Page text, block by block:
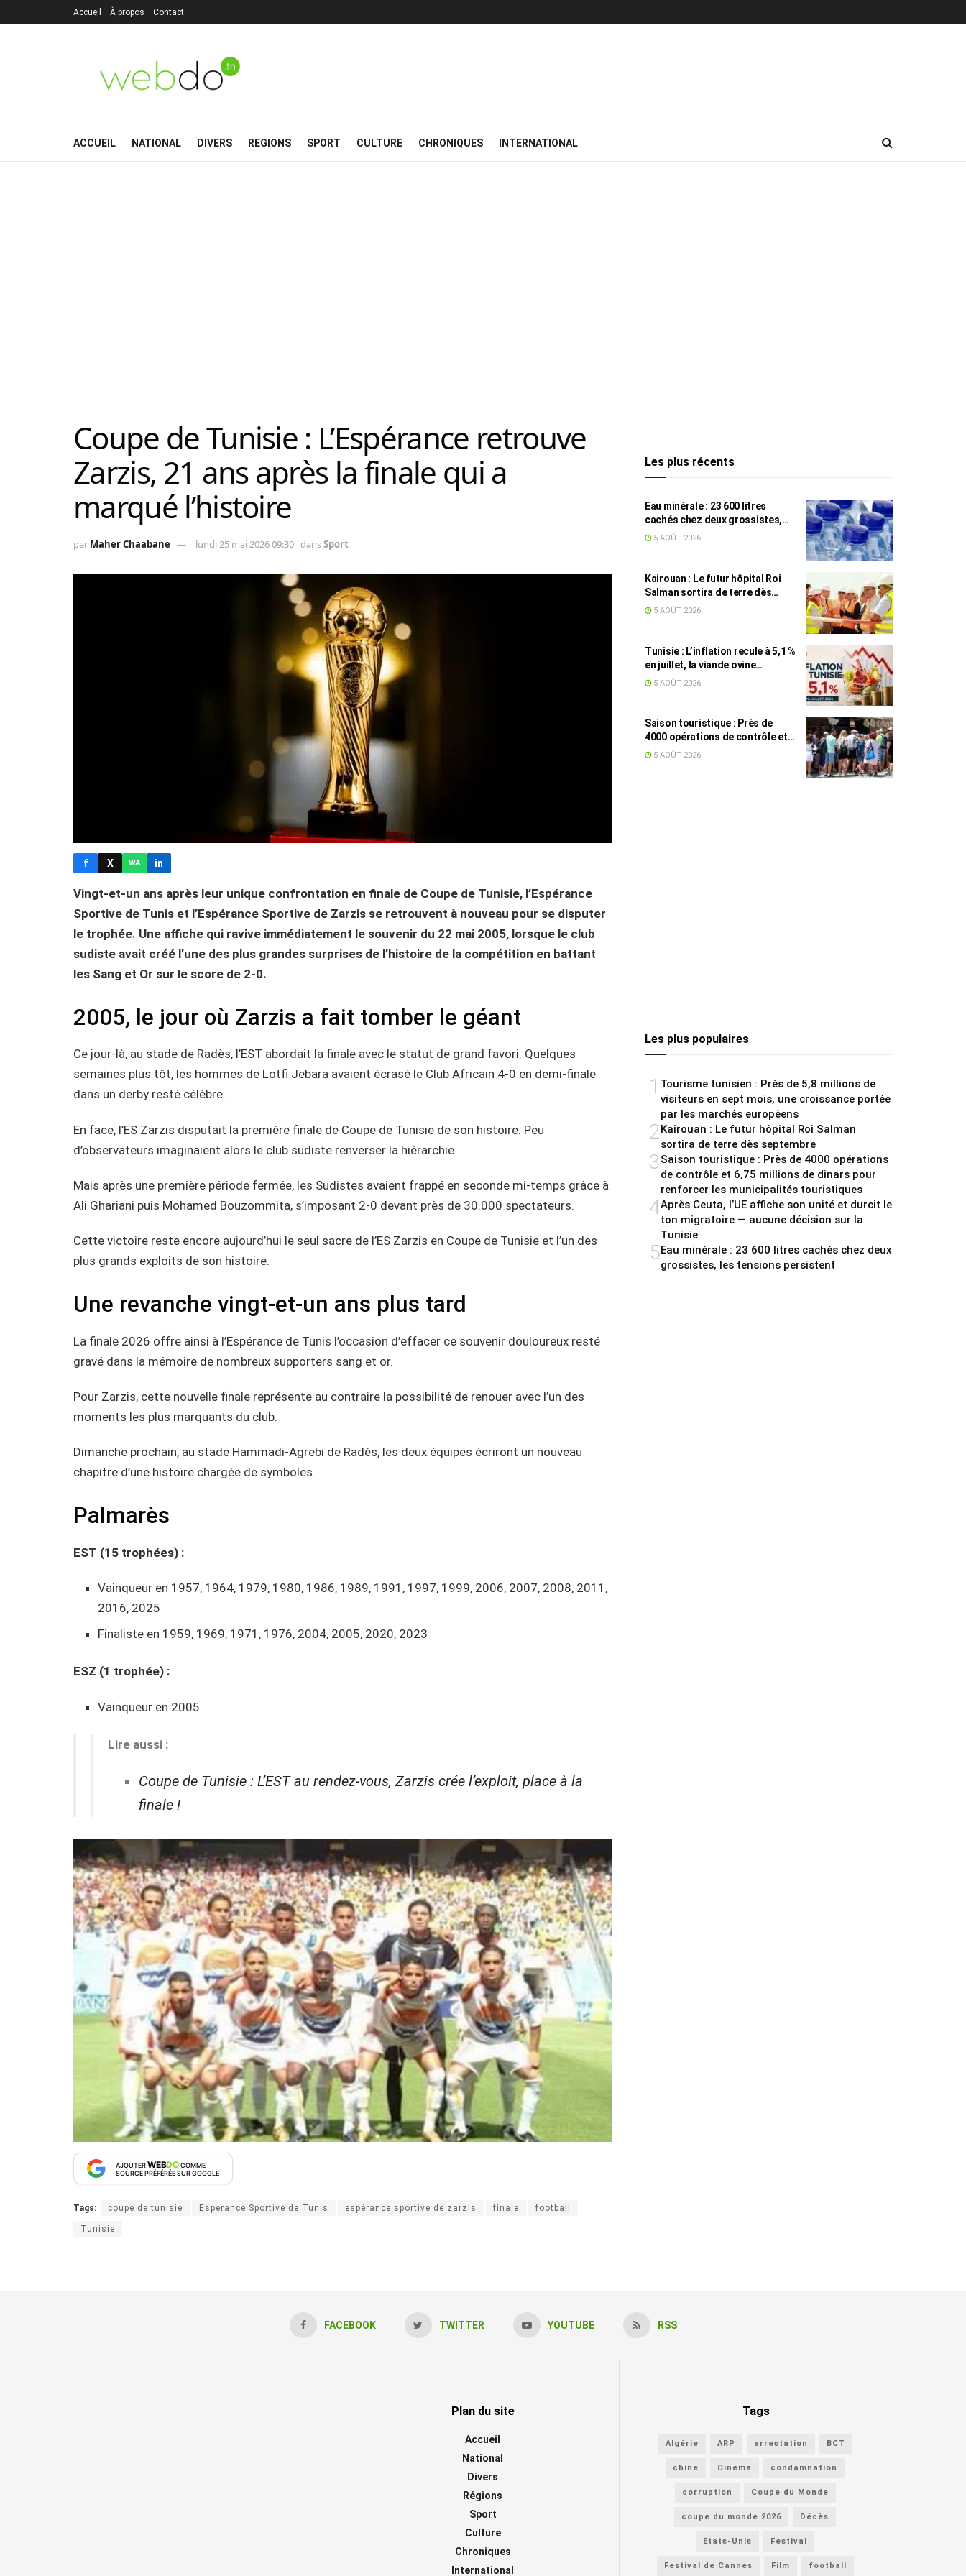
Accueil À propos Contact
ACCUEIL NATIONAL DIVERS REGIONS SPORT CULTURE CHRONIQUES INTERNATIONAL
Coupe de Tunisie : L’Espérance retrouve
Zarzis, 21 ans après la finale qui a
marqué l’histoire
par Maher Chaabane lundi 25 mai 2026 09:30 dansSport
f X WA in
Vingt-et-un ans après leur unique confrontation en finale de Coupe de Tunisie, l’Espérance
Sportive de Tunis et l’Espérance Sportive de Zarzis se retrouvent à nouveau pour se disputer
le trophée. Une affiche qui ravive immédiatement le souvenir du 22 mai 2005, lorsque le club
sudiste avait créé l’une des plus grandes surprises de l’histoire de la compétition en battant
les Sang et Or sur le score de 2-0.
2005, le jour où Zarzis a fait tomber le géant
Ce jour-là, au stade de Radès, l’EST abordait la finale avec le statut de grand favori. Quelques
semaines plus tôt, les hommes de Lotfi Jebara avaient écrasé le Club Africain 4-0 en demi-finale
dans un derby resté célèbre.
En face, l’ES Zarzis disputait la première finale de Coupe de Tunisie de son histoire. Peu
d’observateurs imaginaient alors le club sudiste renverser la hiérarchie.
Mais après une première période fermée, les Sudistes avaient frappé en seconde mi-temps grâce à
Ali Ghariani puis Mohamed Bouzommita, s’imposant 2-0 devant près de 30.000 spectateurs.
Cette victoire reste encore aujourd’hui le seul sacre de l’ES Zarzis en Coupe de Tunisie et l’un des
plus grands exploits de son histoire.
Une revanche vingt-et-un ans plus tard
La finale 2026 offre ainsi à l’Espérance de Tunis l’occasion d’effacer ce souvenir douloureux resté
gravé dans la mémoire de nombreux supporters sang et or.
Pour Zarzis, cette nouvelle finale représente au contraire la possibilité de renouer avec l’un des
moments les plus marquants du club.
Dimanche prochain, au stade Hammadi-Agrebi de Radès, les deux équipes écriront un nouveau
chapitre d’une histoire chargée de symboles.
Palmarès
EST (15 trophées) :
Vainqueur en 1957, 1964, 1979, 1980, 1986, 1989, 1991, 1997, 1999, 2006, 2007, 2008, 2011,
2016, 2025
Finaliste en 1959, 1969, 1971, 1976, 2004, 2005, 2020, 2023
ESZ (1 trophée) :
Vainqueur en 2005
Lire aussi :
Coupe de Tunisie : L’EST au rendez-vous, Zarzis crée l’exploit, place à la
finale !
AJOUTERWEBDOCOMME
SOURCE PRÉFÉRÉE SUR GOOGLE
Tags: coupe de tunisie Espérance Sportive de Tunis espérance sportive de zarzis finale football
Tunisie
Les plus récents
Eau minérale : 23 600 litres
cachés chez deux grossistes,
les tensions persistent
5 AOÛT 2026
Kairouan : Le futur hôpital Roi
Salman sortira de terre dès
septembre
5 AOÛT 2026
Tunisie : L’inflation recule à 5,1 %
en juillet, la viande ovine
toujours en tête des hausses
5 AOÛT 2026
Saison touristique : Près de
4000 opérations de contrôle et
6,75 millions de dinars pour
5 AOÛT 2026
Les plus populaires
1 Tourisme tunisien : Près de 5,8 millions de
visiteurs en sept mois, une croissance portée
par les marchés européens
2Kairouan : Le futur hôpital Roi Salman
sortira de terre dès septembre
3Saison touristique : Près de 4000 opérations
de contrôle et 6,75 millions de dinars pour
renforcer les municipalités touristiques
4Après Ceuta, l’UE affiche son unité et durcit le
ton migratoire — aucune décision sur la
Tunisie
5Eau minérale : 23 600 litres cachés chez deux
grossistes, les tensions persistent
FACEBOOK TWITTER YOUTUBE RSS
Plan du site
Accueil
National
Divers
Régions
Sport
Culture
Chroniques
International
Tags
Algérie ARP arrestation BCT
chine Cinéma condamnation
corruption Coupe du Monde
coupe du monde 2026 Décès
Etats-Unis Festival
Festival de Cannes Film football